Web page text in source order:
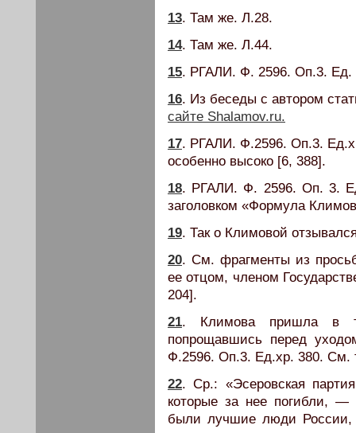
13. Там же. Л.28.
14. Там же. Л.44.
15. РГАЛИ. Ф. 2596. Оп.3. Ед.
16. Из беседы с автором
сайте Shalamov.ru.
17. РГАЛИ. Ф.2596. Оп.3.
особенно высоко [6, 388].
18. РГАЛИ. Ф. 2596. Оп. 3.
заголовком «Формула
19. Так о Климовой
20. См. фрагменты из
ее отцом, членом
204].
21. Климова пришла в
попрощавшись перед
Ф.2596. Оп.3. Ед.хр. 380. См.
22. Ср.: «Эсеровская
которые за нее погибли,
были лучшие люди России,